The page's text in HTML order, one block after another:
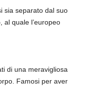
sia separato dal suo
al quale l’europeo
di una meravigliosa
Famosi per aver